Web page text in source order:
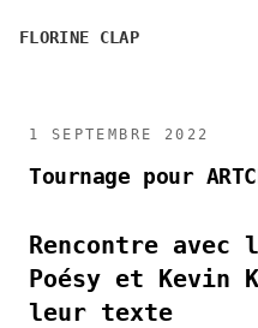
FLORINE CLAP
1 SEPTEMBRE 2022
Tournage pour
Rencontre avec
Poésy et Kevin
leur texte